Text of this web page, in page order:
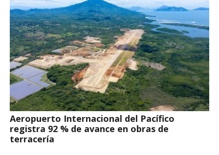
Aeropuerto Internacional del Pacífico
registra 92 % de avance en obras de
terracería